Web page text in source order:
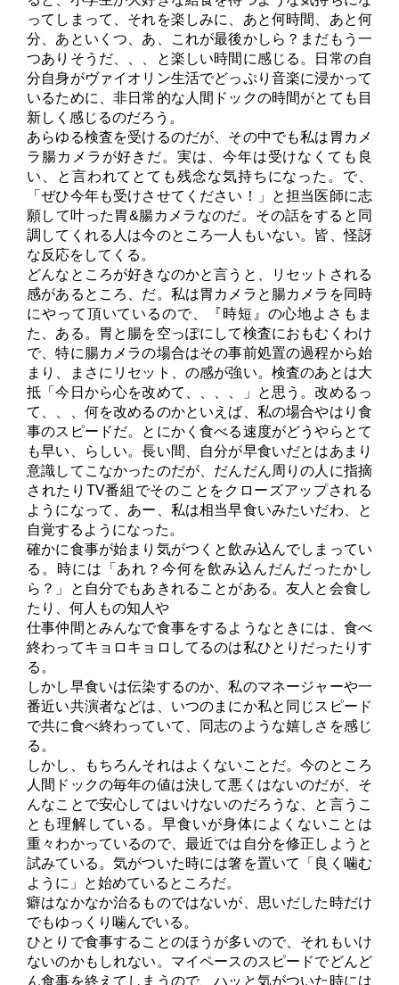
ってしまって、それを楽しみに、あと何時間、あと何
分、あといくつ、あ、これが最後かしら？まだもう一
つありそうだ、、、と楽しい時間に感じる。日常の自
分自身がヴァイオリン生活でどっぷり音楽に浸かって
いるために、非日常的な人間ドックの時間がとても目
新しく感じるのだろう。
あらゆる検査を受けるのだが、その中でも私は胃カメ
ラ腸カメラが好きだ。実は、今年は受けなくても良
い、と言われてとても残念な気持ちになった。で、
「ぜひ今年も受けさせてください！」と担当医師に志
願して叶った胃&腸カメラなのだ。その話をすると同
調してくれる人は今のところ一人もいない。皆、怪訝
な反応をしてくる。
どんなところが好きなのかと言うと、リセットされる
感があるところ、だ。私は胃カメラと腸カメラを同時
にやって頂いているので、『時短』の心地よさもま
た、ある。胃と腸を空っぽにして検査におもむくわけ
で、特に腸カメラの場合はその事前処置の過程から始
まり、まさにリセット、の感が強い。検査のあとは大
抵「今日から心を改めて、、、、」と思う。改めるっ
て、、、何を改めるのかといえば、私の場合やはり食
事のスピードだ。とにかく食べる速度がどうやらとて
も早い、らしい。長い間、自分が早食いだとはあまり
意識してこなかったのだが、だんだん周りの人に指摘
されたりTV番組でそのことをクローズアップされる
ようになって、あー、私は相当早食いみたいだわ、と
自覚するようになった。
確かに食事が始まり気がつくと飲み込んでしまってい
る。時には「あれ？今何を飲み込んだんだったかし
ら？」と自分でもあきれることがある。友人と会食し
たり、何人もの知人や
仕事仲間とみんなで食事をするようなときには、食べ
終わってキョロキョロしてるのは私ひとりだったりす
る。
しかし早食いは伝染するのか、私のマネージャーや一
番近い共演者などは、いつのまにか私と同じスピード
で共に食べ終わっていて、同志のような嬉しさを感じ
る。
しかし、もちろんそれはよくないことだ。今のところ
人間ドックの毎年の値は決して悪くはないのだが、そ
んなことで安心してはいけないのだろうな、と言うこ
とも理解している。早食いが身体によくないことは
重々わかっているので、最近では自分を修正しようと
試みている。気がついた時には箸を置いて「良く噛む
ように」と始めているところだ。
癖はなかなか治るものではないが、思いだした時だけ
でもゆっくり噛んでいる。
ひとりで食事することのほうが多いので、それもいけ
ないのかもしれない。マイペースのスピードでどんど
ん食事を終えてしまうので、ハッと気がついた時には